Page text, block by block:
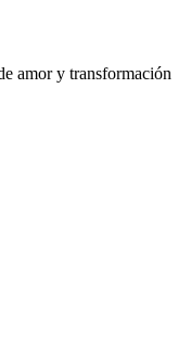
amor y transformación